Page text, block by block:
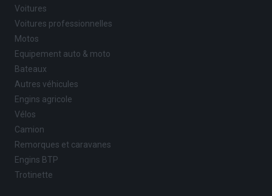
Voitures
Voitures professionnelles
Motos
Equipement auto & moto
Bateaux
Autres véhicules
Engins agricole
Vélos
Camion
Remorques et caravanes
Engins BTP
Trotinette